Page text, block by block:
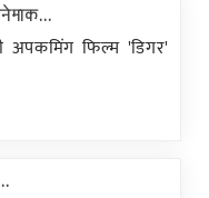
अपकमिंग फिल्म 'डिगर'